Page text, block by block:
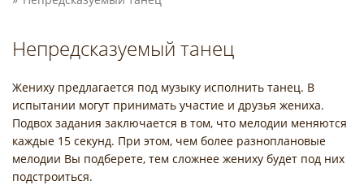
Непредсказуемый танец
Жениху предлагается под музыку исполнить танец. В
испытании могут принимать участие и друзья жениха.
Подвох задания заключается в том, что мелодии меняются
каждые 15 секунд. При этом, чем более разноплановые
мелодии Вы подберете, тем сложнее жениху будет под них
подстроиться.